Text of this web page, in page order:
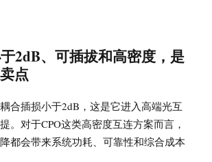
2dB、可插拔和高密度，是
点
合插损小于2dB，这是它进入高端光互
。对于CPO这类高密度互连方案而言，
都会带来系统功耗、可靠性和综合成本